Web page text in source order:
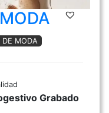
DE MODA
Grabado